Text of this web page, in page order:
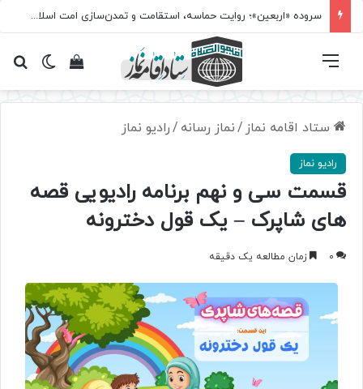
سروده‌ «اربعین»؛ روایت حماسه، استقامت و تمدن‌سازی امت اسلامی
تغییرمشاهده فهرست
ستاد اقامه نماز /نماز رسانه /رادیو نماز
رادیو نماز
قسمت سی و نهم برنامه رادیویی قصه
های شاپرک – یک قول دخترونه
0 زمان مطالعه یک دقیقه